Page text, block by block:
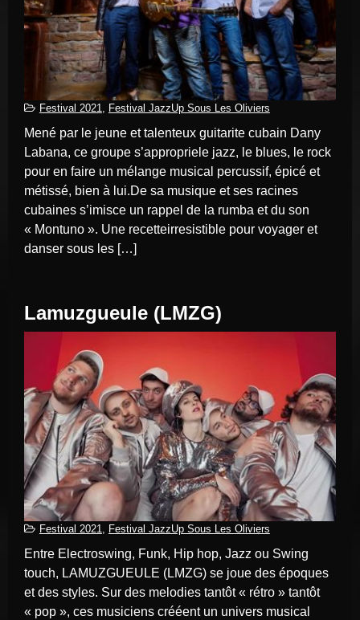
Contact
Festival 2021 Festival JazzUp Sous Les Oliviers
Mené par le jeune et talenteux guitarite cubain Dany
Labana, ce groupe s’appropriele jazz, le blues, le rock
pour en faire un mélange musical percussif, épicé et
métissé, bien à lui.De sa musique et ses racines
cubaines s’imisce un rappel de la rumba et du son
« Montuno ». Une recetteirresistible pour voyager et
danser sous les […]
Lamuzgueule (LMZG)
Festival 2021, Festival JazzUp Sous Les Oliviers
Entre Electroswing, Funk, Hip hop, Jazz ou Swing
touch, LAMUZGUEULE (LMZG) se joue des époques
et des styles. Sur des melodies tantôt « rétro » tantôt
« pop », ces musiciens crééent un univers musical